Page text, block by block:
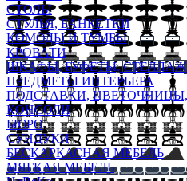
СТОЛЫ
СТУЛЬЯ, БАНКЕТКИ
КОМОДЫ И ТУМБЫ
КРОВАТИ
ШКАФЫ, БУФЕТЫ,
ПРЕДМЕТЫ ИНТЕРЬЕРА
ПОДСТАВКИ,
КОНСОЛИ
БЮРО
СУНДУКИ
БЕСКАРКАСНАЯ МЕБЕЛЬ
МЯГКАЯ МЕБЕЛЬ